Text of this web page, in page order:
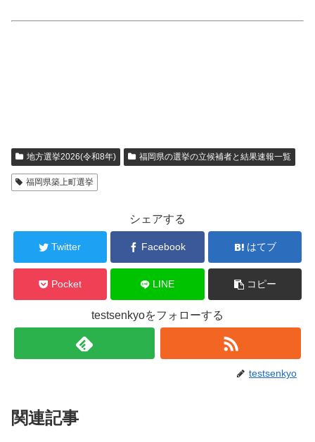
地方選挙2026(令和8年) 福岡県の選挙の立候補者と結果速報一覧
福岡県築上町選挙
シェアする
Twitter Facebook はてブ
Pocket LINE コピー
testsenkyoをフォローする
testsenkyo
関連記事